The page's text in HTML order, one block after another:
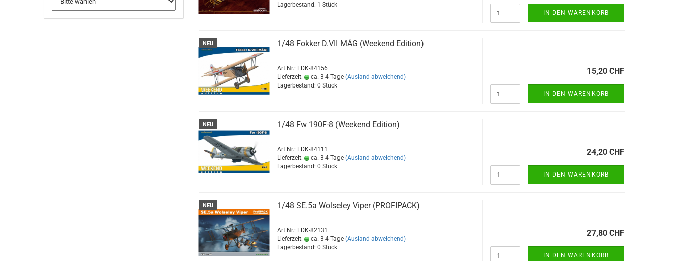
Lagerbestand: 1 Stück
IN DEN WARENKORB
NEU 1/48 Fokker D.VII MÁG (Weekend Edition)
Art.Nr.: EDK-84156
Lieferzeit:
ca. 3-4 Tage (Ausland abweichend)
Lagerbestand: 0 Stück
15,20 CHF
IN DEN WARENKORB
NEU 1/48 Fw 190F-8 (Weekend Edition)
Art.Nr.: EDK-84111
Lieferzeit:
ca. 3-4 Tage (Ausland abweichend)
Lagerbestand: 0 Stück
24,20 CHF
IN DEN WARENKORB
NEU 1/48 SE.5a Wolseley Viper (PROFIPACK)
Art.Nr.: EDK-82131
Lieferzeit:
ca. 3-4 Tage (Ausland abweichend)
Lagerbestand: 0 Stück
27,80 CHF
IN DEN WARENKORB